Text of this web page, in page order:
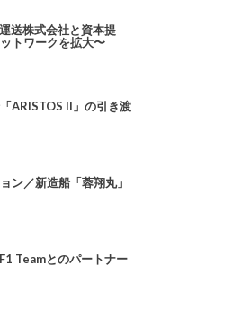
送株式会社と資本提
トワークを拡大〜
ARISTOS II」の引き渡
ン／新造船「蓉翔丸」
Teamとのパートナー